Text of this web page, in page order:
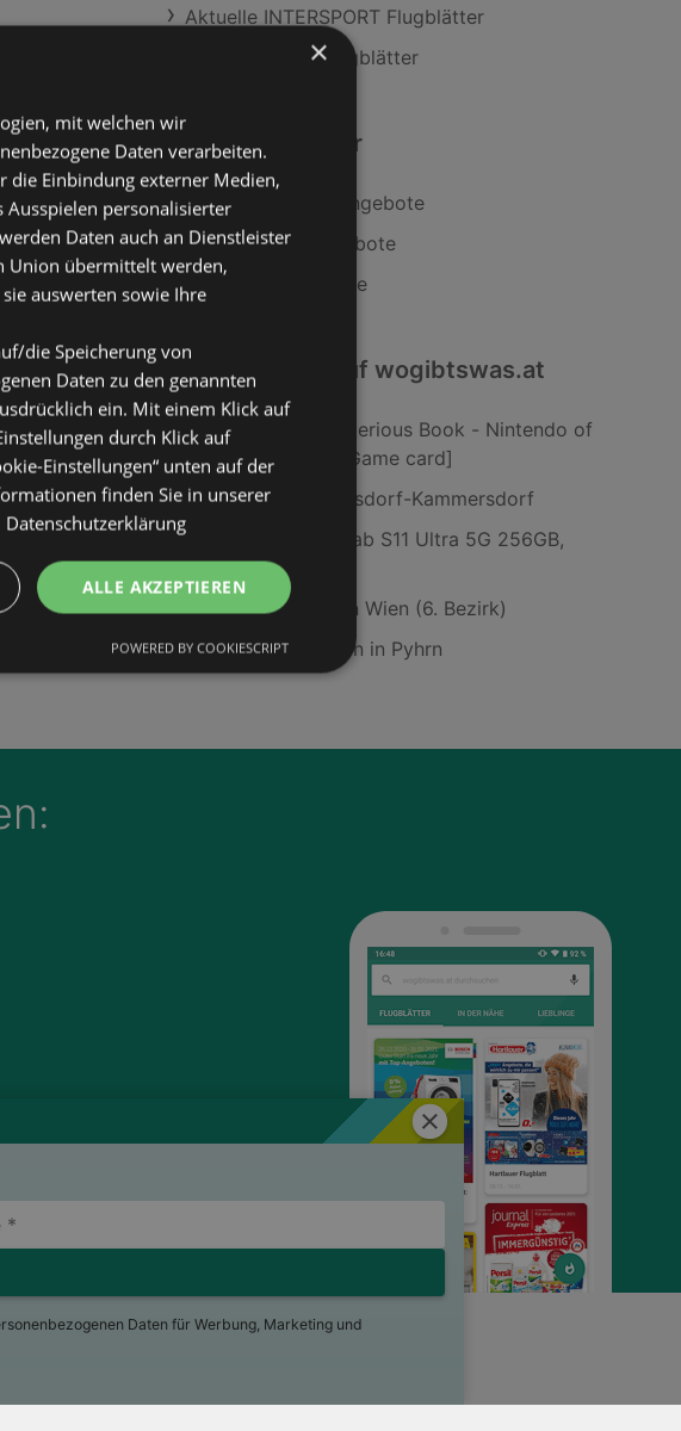
Schließen
Daten für Werbung, Marketing und
Aktuelle INTERSPORT Flugblätter
Aktuelle LEGO Flugblätter
Ähnliche Händler
Tchibo/Eduscho Angebote
INTERSPORT Angebote
Fressnapf Angebote
Interessantes auf wogibtswas.at
Yoshi and the Mysterious Book - Nintendo of
Europe Switch 2 [Game card]
simpli.at in Nappersdorf-Kammersdorf
Samsung Galaxy Tab S11 Ultra 5G 256GB,
Grau; Tablet
BUTLERS Filialen in Wien (6. Bezirk)
SodaStream Filialen in Pyhrn
×
mit welchen wir
Daten verarbeiten.
die Einbindung externer Medien,
Ausspielen personalisierter
Daten auch an Dienstleister
Union übermittelt werden,
auswerten sowie Ihre
die Speicherung von
Daten zu den genannten
ein. Mit einem Klick auf
durch Klick auf
Einstellungen“ unten auf der
finden Sie in unserer
Datenschutzerklärung
ALLE AKZEPTIEREN
POWERED BY COOKIESCRIPT